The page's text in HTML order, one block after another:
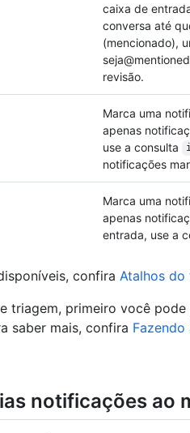
caixa de
conversa até
(mencionado),
revisão.
Marca uma
apenas
use a consulta
notificações
Marca uma
apenas
entrada, use a
confira Atalhos do
triagem, primeiro você
saber mais, confira
notificações ao